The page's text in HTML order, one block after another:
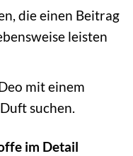
die einen Beitrag
leisten
mit einem
suchen.
im Detail